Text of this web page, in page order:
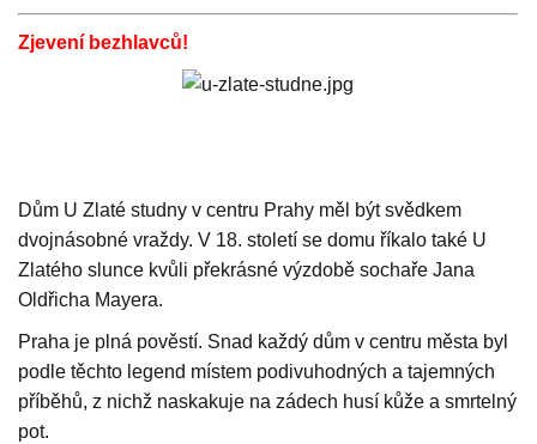
Zjevení bezhlavců!
Dům U Zlaté studny v centru Prahy měl být svědkem
dvojnásobné vraždy. V 18. století se domu říkalo také U
Zlatého slunce kvůli překrásné výzdobě sochaře Jana
Oldřicha Mayera.
Praha je plná pověstí. Snad každý dům v centru města byl
podle těchto legend místem podivuhodných a tajemných
příběhů, z nichž naskakuje na zádech husí kůže a smrtelný
pot.